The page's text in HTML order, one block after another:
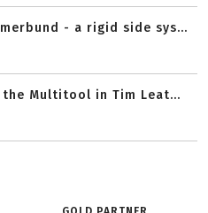
- a rigid side sys...
Multitool in Tim Leat...